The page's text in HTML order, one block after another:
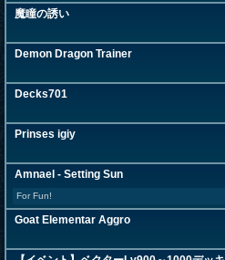
魔瞳の誘い
Demon Dragon Trainer
Decks701
Prinses igiy
Amnael - Setting Sun
For Fun!
Goat Elementar Aggro